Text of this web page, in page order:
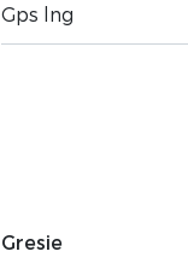
Gps lng
Gresie